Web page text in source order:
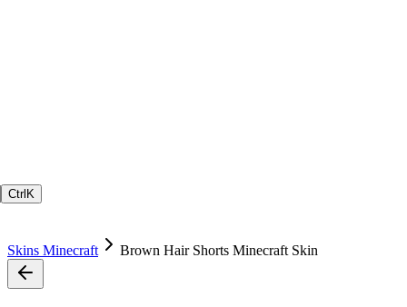
Ctrl K
Skins Minecraft Brown Hair Shorts Minecraft Skin